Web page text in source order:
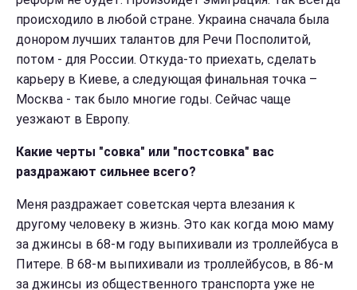
происходило в любой стране. Украина сначала была
донором лучших талантов для Речи Посполитой,
потом - для России. Откуда-то приехать, сделать
карьеру в Киеве, а следующая финальная точка –
Москва - так было многие годы. Сейчас чаще
уезжают в Европу.
Какие черты "совка" или "постсовка" вас
раздражают сильнее всего?
Меня раздражает советская черта влезания к
другому человеку в жизнь. Это как когда мою маму
за джинсы в 68-м году выпихивали из троллейбуса в
Питере. В 68-м выпихивали из троллейбусов, в 86-м
за джинсы из общественного транспорта уже не